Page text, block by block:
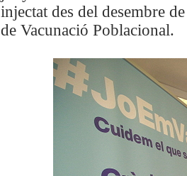
injectat des del desembre
de Vacunació Poblacional.